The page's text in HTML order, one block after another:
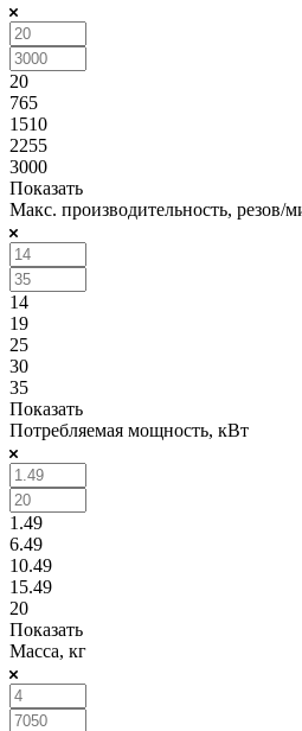
20
765
1510
2255
3000
Показать
Макс. производительность, резов/
14
19
25
30
35
Показать
Потребляемая мощность, кВт
1.49
6.49
10.49
15.49
20
Показать
Масса, кг